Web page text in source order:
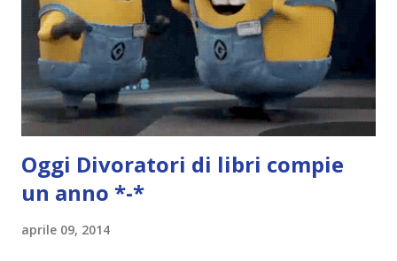
mio ragazzo ed è come quei film dell'orrore che guardi
coprendoti gli occhi. È bellissimo, forte, e assolutamente
terrificante. Non mi vede neppure. Ma io l'ho notato. L'ho
visto, l'ho sentito. Le cose che ha fatto, i misfatti ch...
Oggi Divoratori di libri compie
un anno *-*
aprile 09, 2014